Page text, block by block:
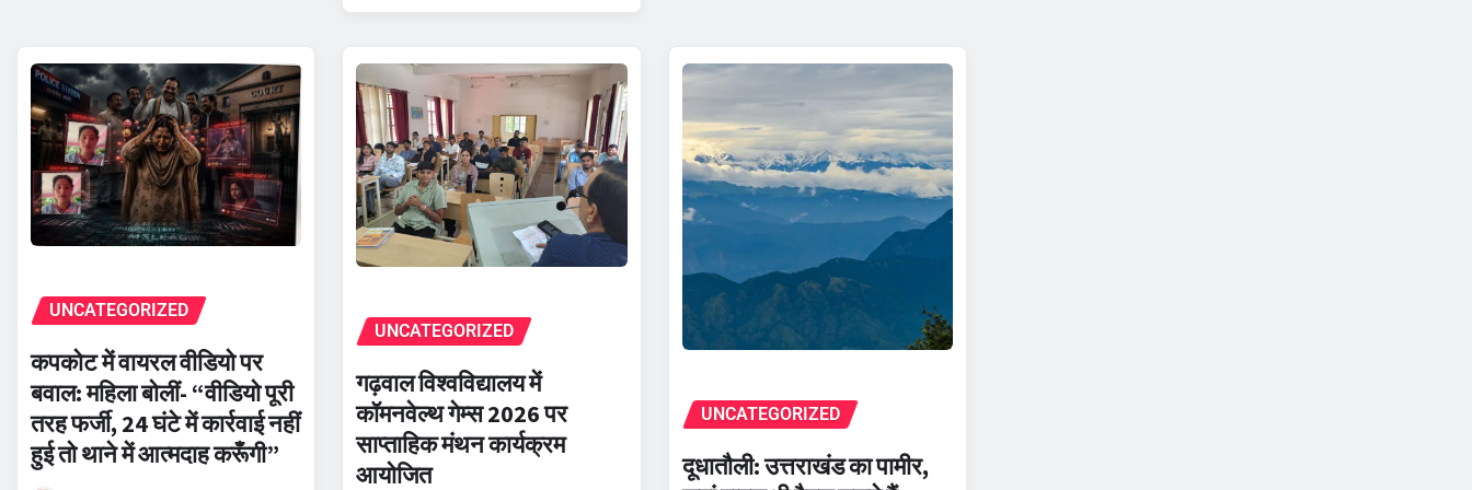
UNCATEGORIZED
कपकोट में वायरल वीडियो पर
बवाल: महिला बोलीं- “वीडियो पूरी
तरह फर्जी, 24 घंटे में कार्रवाई नहीं
हुई तो थाने में आत्मदाह करूँगी”
UNCATEGORIZED
गढ़वाल विश्वविद्यालय में
कॉमनवेल्थ गेम्स 2026 पर
साप्ताहिक मंथन कार्यक्रम
आयोजित
UNCATEGORIZED
दूधातौली: उत्तराखंड का पामीर,